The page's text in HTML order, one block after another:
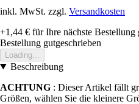
inkl. MwSt. zzgl. Versandkosten
+1,44 € für Ihre nächste Bestellung
Bestellung gutgeschrieben
Loading...
Beschreibung
ACHTUNG : Dieser Artikel fällt
Größen, wählen Sie die kleinere